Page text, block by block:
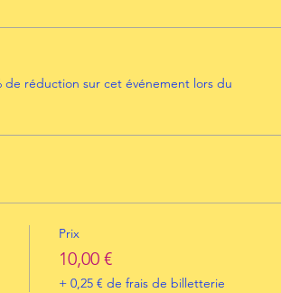
réduction sur cet événement lors du
Prix
10,00 €
+ 0,25 € de frais de billetterie